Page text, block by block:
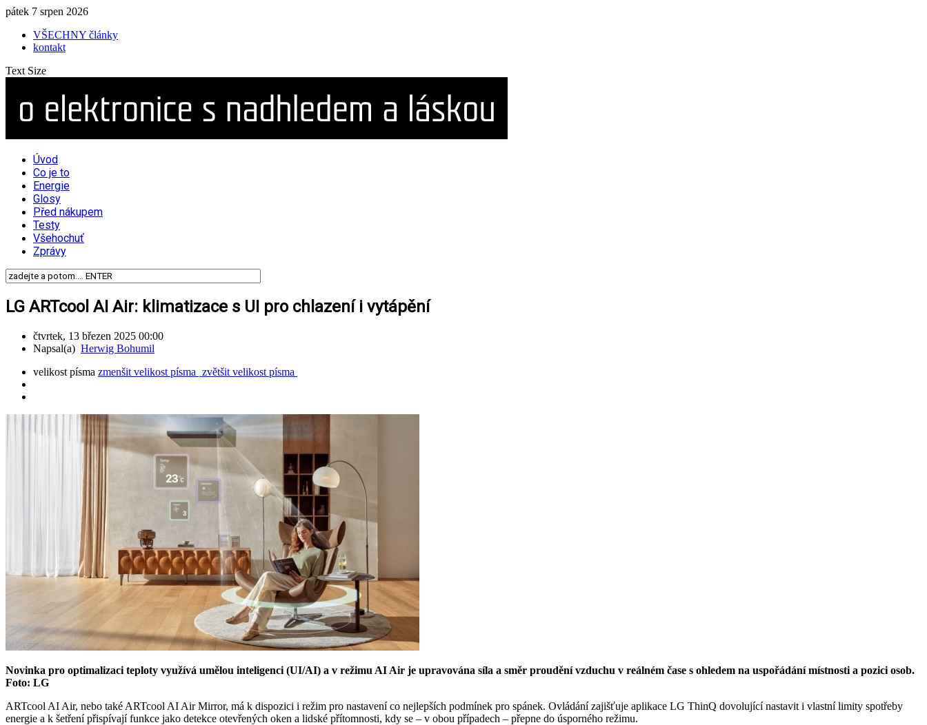
pátek 7 srpen 2026
VŠECHNY články
kontakt
Text Size
Úvod
Co je to
Energie
Glosy
Před nákupem
Testy
Všehochuť
Zprávy
LG ARTcool AI Air: klimatizace s UI pro chlazení i vytápění
čtvrtek, 13 březen 2025 00:00
Napsal(a) Herwig Bohumil
velikost písma zmenšit velikost písma zvětšit velikost písma
Novinka pro optimalizaci teploty využívá umělou inteligenci (UI/AI) a v režimu AI Air je upravována síla a směr proudění vzduchu v reálném čase s ohledem na uspořádání místnosti a pozici osob.
Foto: LG
ARTcool AI Air, nebo také ARTcool AI Air Mirror, má k dispozici i režim pro nastavení co nejlepších podmínek pro spánek. Ovládání zajišťuje aplikace LG ThinQ dovolující nastavit i vlastní limity spotřeby
energie a k šetření přispívají funkce jako detekce otevřených oken a lidské přítomnosti, kdy se – v obou případech – přepne do úsporného režimu.